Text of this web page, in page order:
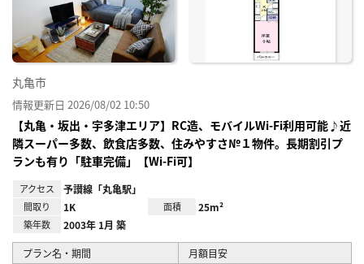
丸亀市
情報更新日 2026/08/02 10:50
【丸亀・坂出・宇多津エリア】RC造、モバイルWi-Fi利用可能♪近
隣スーパー多数、飲食店多数、住みやすさ№１物件。長期割引プ
ランも有り「駐車完備」【Wi-Fi可】
アクセス 予讃線「丸亀駅」
間取り 1K 面積 25m²
築年数 2003年 1月 築
プラン名・期間 月額目安